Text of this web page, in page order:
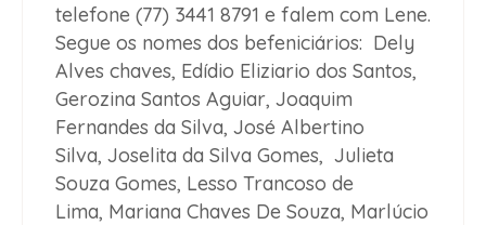
telefone (77) 3441 8791 e falem com Lene.
Segue os nomes dos befeniciários: Dely
Alves chaves, Edídio Eliziario dos Santos,
Gerozina Santos Aguiar, Joaquim
Fernandes da Silva, José Albertino
Silva, Joselita da Silva Gomes, Julieta
Souza Gomes, Lesso Trancoso de
Lima, Mariana Chaves De Souza, Marlúcio